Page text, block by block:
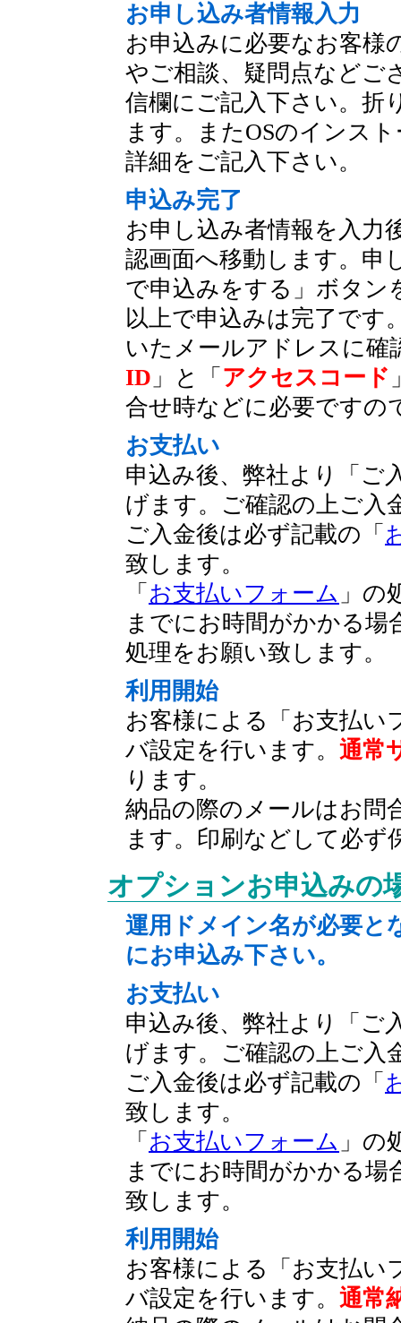
お申し込み者情報入力
お申込みに必要なお客様
やご相談、疑問点などご
信欄にご記入下さい。折
ます。またOSのインス
詳細をご記入下さい。
申込み完了
お申し込み者情報を入力
認画面へ移動します。申
で申込みをする」ボタン
以上で申込みは完了です
いたメールアドレスに確
ID 」と「 アクセスコード
合せ時などに必要ですの
お支払い
申込み後、弊社より「ご
げます。ご確認の上ご入
ご入金後は必ず記載の「
致します。
「 お支払いフォーム 」の
までにお時間がかかる
処理をお願い致します。
利用開始
お客様による「お支払い
バ設定を行います。 通常
ります。
納品の際のメールはお問
ます。印刷などして必ず
オプションお申込みの
運用ドメイン名が必要と
にお申込み下さい。
お支払い
申込み後、弊社より「ご
げます。ご確認の上ご入
ご入金後は必ず記載の「
致します。
「 お支払いフォーム 」の
までにお時間がかかる
致します。
利用開始
お客様による「お支払い
バ設定を行います。 通常